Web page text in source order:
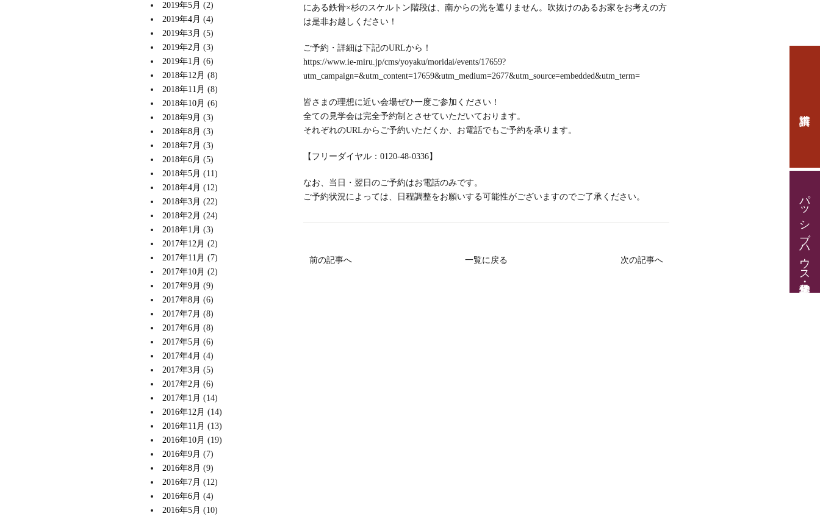
パッシブハウス見学・住宅相談
にある鉄骨×杉のスケルトン階段は、南からの光を遮りません。吹抜けのあるお家をお考えの方
は是非お越しください！
ご予約・詳細は下記のURLから！
https://www.ie-miru.jp/cms/yoyaku/moridai/events/17659?
utm_campaign=&utm_content=17659&utm_medium=2677&utm_source=embedded&utm_term=
皆さまの理想に近い会場ぜひ一度ご参加ください！
全ての見学会は完全予約制とさせていただいております。
それぞれのURLからご予約いただくか、お電話でもご予約を承ります。
【フリーダイヤル：0120-48-0336】
なお、当日・翌日のご予約はお電話のみです。
ご予約状況によっては、日程調整をお願いする可能性がございますのでご了承ください。
前の記事へ 一覧に戻る 次の記事へ
2019年5月 (2)
2019年4月 (4)
2019年3月 (5)
2019年2月 (3)
2019年1月 (6)
2018年12月 (8)
2018年11月 (8)
2018年10月 (6)
2018年9月 (3)
2018年8月 (3)
2018年7月 (3)
2018年6月 (5)
2018年5月 (11)
2018年4月 (12)
2018年3月 (22)
2018年2月 (24)
2018年1月 (3)
2017年12月 (2)
2017年11月 (7)
2017年10月 (2)
2017年9月 (9)
2017年8月 (6)
2017年7月 (8)
2017年6月 (8)
2017年5月 (6)
2017年4月 (4)
2017年3月 (5)
2017年2月 (6)
2017年1月 (14)
2016年12月 (14)
2016年11月 (13)
2016年10月 (19)
2016年9月 (7)
2016年8月 (9)
2016年7月 (12)
2016年6月 (4)
2016年5月 (10)